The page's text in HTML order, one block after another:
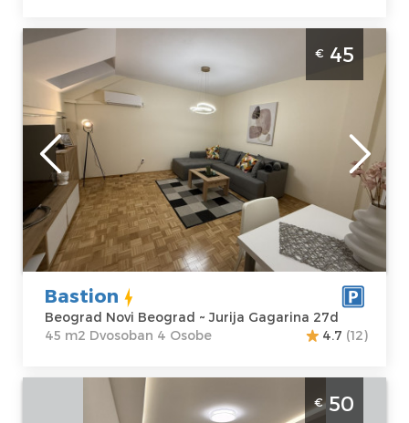
Dvosoban Apartman Bastion Beograd Novi
Beograd. Namenjen je za 4 osobe u blizini
Delta City centra.
Beograd
Lokacija:
Beograd Novi
Beograd
Adresa: Jurija
Gagarina 27d
Cena 45 €
Gosti:4
Kvadratura :45
m2
Struktura :
Dvosoban
€ 45
Bastion
Beograd Novi Beograd ~ Jurija Gagarina 27d
45 m2 Dvosoban 4 Osobe
4.7 (12)
Studio Apartman Slavija Corner 1 Beograd
Vračar. Smešten je na prvom spratu€50